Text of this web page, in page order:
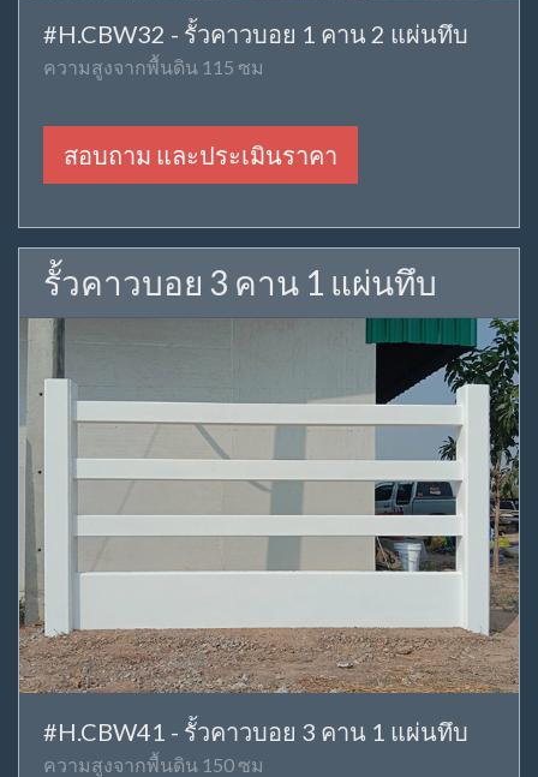
#H.CBW32 - รั้วคาวบอย 1 คาน 2 แผ่นทึบ
ความสูงจากพื้นดิน 115 ซม
สอบถาม และประเมินราคา
รั้วคาวบอย 3 คาน 1 แผ่นทึบ
#H.CBW41 - รั้วคาวบอย 3 คาน 1 แผ่นทึบ
ความสูงจากพื้นดิน 150 ซม